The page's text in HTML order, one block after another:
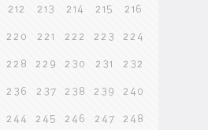
212 213 214 215 216
220 221 222 223 224
228 229 230 231 232
236 237 238 239 240
244 245 246 247 248